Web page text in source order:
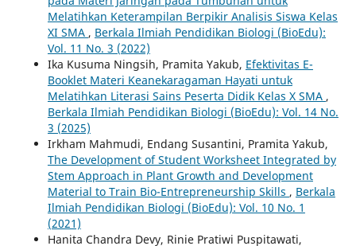
Melatihkan Keterampilan Berpikir Analisis Siswa Kelas
XI SMA , Berkala Ilmiah Pendidikan Biologi (BioEdu):
Vol. 11 No. 3 (2022)
Ika Kusuma Ningsih, Pramita Yakub, Efektivitas E-
Booklet Materi Keanekaragaman Hayati untuk
Melatihkan Literasi Sains Peserta Didik Kelas X SMA ,
Berkala Ilmiah Pendidikan Biologi (BioEdu): Vol. 14 No.
3 (2025)
Irkham Mahmudi, Endang Susantini, Pramita Yakub,
The Development of Student Worksheet Integrated by
Stem Approach in Plant Growth and Development
Material to Train Bio-Entrepreneurship Skills , Berkala
Ilmiah Pendidikan Biologi (BioEdu): Vol. 10 No. 1
(2021)
Hanita Chandra Devy, Rinie Pratiwi Puspitawati,